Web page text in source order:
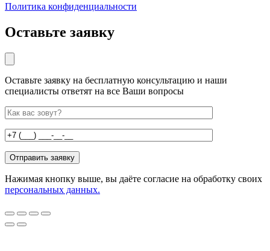
Политика конфиденциальности
Оставьте заявку
Оставьте заявку на бесплатную консультацию и наши
специалисты ответят на все Ваши вопросы
Нажимая кнопку выше, вы даёте согласие на обработку своих
персональных данных.